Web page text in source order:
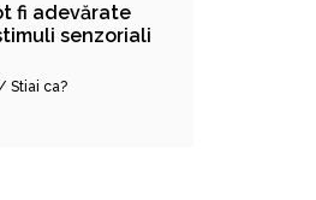
fi adevărate
senzoriali
Stiai ca?